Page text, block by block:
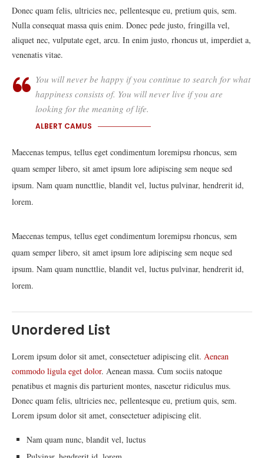
Donec quam felis, ultricies nec, pellentesque eu, pretium quis, sem.
Nulla consequat massa quis enim. Donec pede justo, fringilla vel,
aliquet nec, vulputate eget, arcu. In enim justo, rhoncus ut, imperdiet a,
venenatis vitae.
You will never be happy if you continue to search for what
happiness consists of. You will never live if you are
looking for the meaning of life.
ALBERT CAMUS
Maecenas tempus, tellus eget condimentum loremipsu rhoncus, sem
quam semper libero, sit amet ipsum lore adipiscing sem neque sed
ipsum. Nam quam nuncttlie, blandit vel, luctus pulvinar, hendrerit id,
lorem.
Maecenas tempus, tellus eget condimentum loremipsu rhoncus, sem
quam semper libero, sit amet ipsum lore adipiscing sem neque sed
ipsum. Nam quam nuncttlie, blandit vel, luctus pulvinar, hendrerit id,
lorem.
Unordered List
Lorem ipsum dolor sit amet, consectetuer adipiscing elit. Aenean
commodo ligula eget dolor. Aenean massa. Cum sociis natoque
penatibus et magnis dis parturient montes, nascetur ridiculus mus.
Donec quam felis, ultricies nec, pellentesque eu, pretium quis, sem.
Lorem ipsum dolor sit amet, consectetuer adipiscing elit.
Nam quam nunc, blandit vel, luctus